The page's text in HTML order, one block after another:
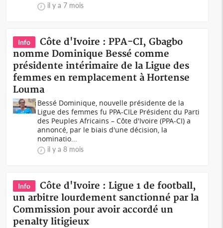
il y a 7 mois
Info
Côte d'Ivoire : PPA-CI, Gbagbo
nomme Dominique Bessé comme
présidente intérimaire de la Ligue des
femmes en remplacement à Hortense
Louma
Bessé Dominique, nouvelle présidente de la
Ligue des femmes fu PPA-CILe Président du Parti
des Peuples Africains – Côte d'Ivoire (PPA-CI) a
annoncé, par le biais d'une décision, la
nominatio...
il y a 8 mois
Info
Côte d'Ivoire : Ligue 1 de football,
un arbitre lourdement sanctionné par la
Commission pour avoir accordé un
penalty litigieux